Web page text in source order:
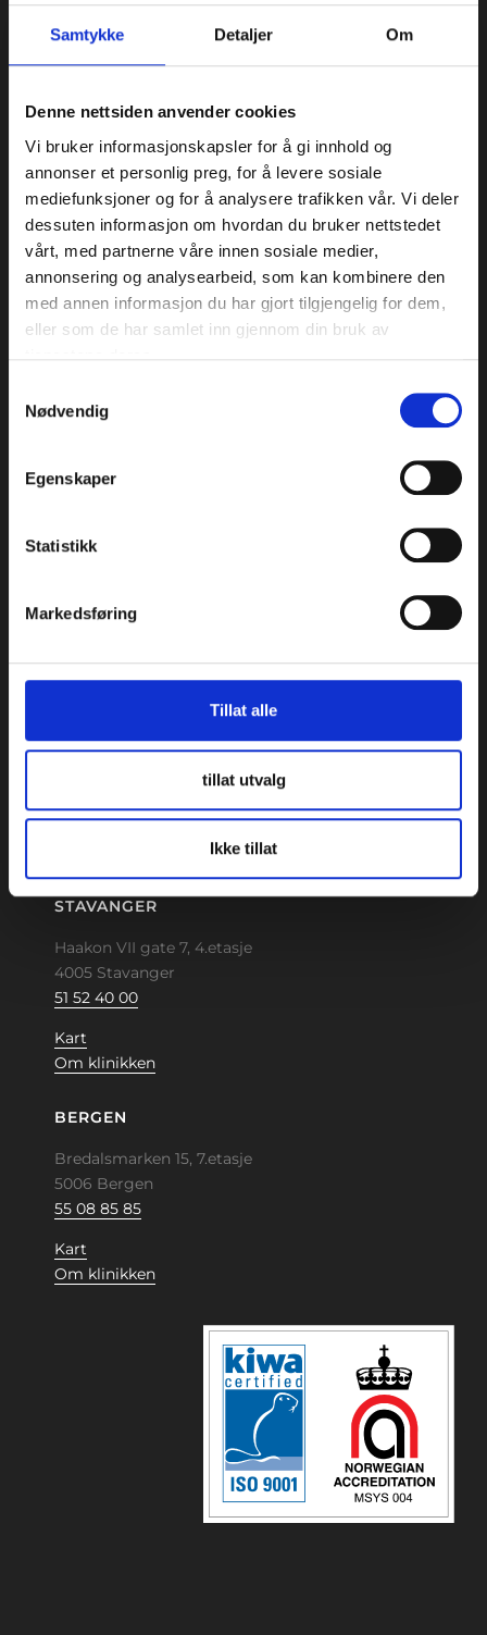
Samtykke Detaljer Om
Denne nettsiden anvender cookies
Vi bruker informasjonskapsler for å gi innhold og
annonser et personlig preg, for å levere sosiale
mediefunksjoner og for å analysere trafikken vår. Vi deler
dessuten informasjon om hvordan du bruker nettstedet
vårt, med partnerne våre innen sosiale medier,
annonsering og analysearbeid, som kan kombinere den
med annen informasjon du har gjort tilgjengelig for dem,
eller som de har samlet inn gjennom din bruk av
Nødvendig
Egenskaper
Statistikk
Markedsføring
Tillat alle
tillat utvalg
Ikke tillat
Vi er spesialister i gynekologi og assistert
befruktning, og er et av Norges mest erfarne
senter innen klinisk forskning.
Personvernerklæring
Aktsomhetsvurdering
73 87 14 70
Om klinikken
Stortingsgata 30, 6.etasje
0161 Oslo
Kart
STAVANGER
Haakon VII gate 7, 4.etasje
4005 Stavanger
51 52 40 00
Kart
Om klinikken
BERGEN
Bredalsmarken 15, 7.etasje
5006 Bergen
55 08 85 85
Kart
Om klinikken